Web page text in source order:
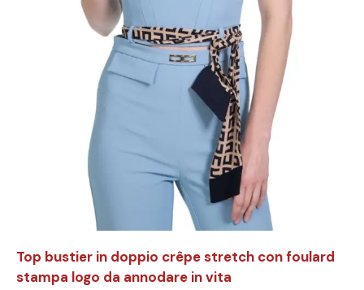
Top bustier in doppio crêpe stretch con foulard
stampa logo da annodare in vita